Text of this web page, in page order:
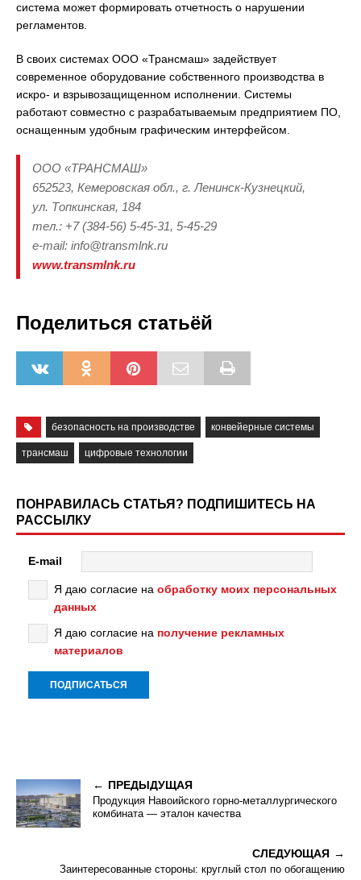
система может формировать отчетность о нарушении
регламентов.
В своих системах ООО «Трансмаш» задействует
современное оборудование собственного производства в
искро- и взрывозащищенном исполнении. Системы
работают совместно с разрабатываемым предприятием ПО,
оснащенным удобным графическим интерфейсом.
ООО «ТРАНСМАШ»
652523, Кемеровская обл., г. Ленинск-Кузнецкий,
ул. Топкинская, 184
тел.: +7 (384-56) 5-45-31, 5-45-29
е-mail: info@transmlnk.ru
www.transmlnk.ru
Поделиться статьёй
безопасность на производстве конвейерные системы
трансмаш цифровые технологии
ПОНРАВИЛАСЬ СТАТЬЯ? ПОДПИШИТЕСЬ НА
РАССЫЛКУ
E-mail
Я даю согласие на обработку моих персональных
данных
Я даю согласие на получение рекламных
материалов
ПРЕДЫДУЩАЯ
Продукция Навоийского горно-металлургического
комбината — эталон качества
СЛЕДУЮЩАЯ
Заинтересованные стороны: круглый стол по обогащению